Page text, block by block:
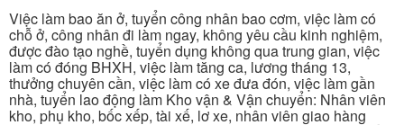
Việc làm bao ăn ở, tuyển công nhân bao cơm, việc làm có
chỗ ở, công nhân đi làm ngay, không yêu cầu kinh nghiệm,
được đào tạo nghề, tuyển dụng không qua trung gian, việc
làm có đóng BHXH, việc làm tăng ca, lương tháng 13,
thưởng chuyên cần, việc làm có xe đưa đón, việc làm gần
nhà, tuyển lao động làm Kho vận & Vận chuyển: Nhân viên
kho, phụ kho, bốc xếp, tài xế, lơ xe, nhân viên giao hàng